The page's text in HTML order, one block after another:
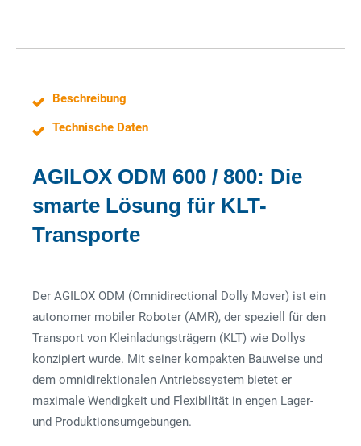
Beschreibung
Technische Daten
AGILOX ODM 600 / 800: Die
smarte Lösung für KLT-
Transporte
Der AGILOX ODM (Omnidirectional Dolly Mover) ist ein
autonomer mobiler Roboter (AMR), der speziell für den
Transport von Kleinladungsträgern (KLT) wie Dollys
konzipiert wurde. Mit seiner kompakten Bauweise und
dem omnidirektionalen Antriebssystem bietet er
maximale Wendigkeit und Flexibilität in engen Lager-
und Produktionsumgebungen.